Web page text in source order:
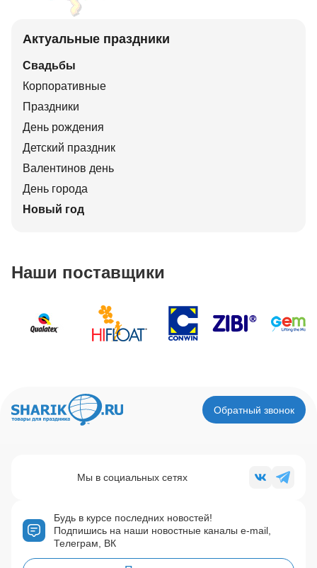
Актуальные праздники
Свадьбы
Корпоративные
Праздники
День рождения
Детский праздник
Валентинов день
День города
Новый год
Наши поставщики
Обратный звонок
Будь в курсе последних новостей!
Подпишись на наши новостные каналы e-mail,
Телеграм, ВК
Мы в социальных сетях